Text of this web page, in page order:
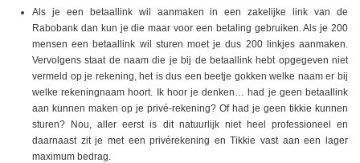
Als je een betaallink wil aanmaken in een zakelijke link van de
Rabobank dan kun je die maar voor een betaling gebruiken. Als je 200
mensen een betaallink wil sturen moet je dus 200 linkjes aanmaken.
Vervolgens staat de naam die je bij de betaallink hebt opgegeven niet
vermeld op je rekening, het is dus een beetje gokken welke naam er bij
welke rekeningnaam hoort. Ik hoor je denken… had je geen betaallink
aan kunnen maken op je privé-rekening? Of had je geen tikkie kunnen
sturen? Nou, aller eerst is dit natuurlijk niet heel professioneel en
daarnaast zit je met een privérekening en Tikkie vast aan een lager
maximum bedrag.